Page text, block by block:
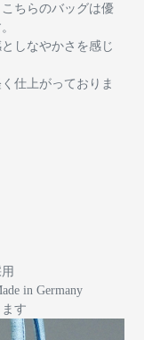
ちらのバッグは優
しなやかさを感じ
仕上がっておりま
in Germany
す